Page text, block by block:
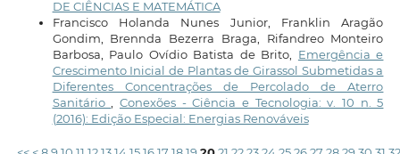
DE CIÊNCIAS E MATEMÁTICA
Francisco Holanda Nunes Junior, Franklin Aragão
Gondim, Brennda Bezerra Braga, Rifandreo Monteiro
Barbosa, Paulo Ovídio Batista de Brito, Emergência e
Crescimento Inicial de Plantas de Girassol Submetidas a
Diferentes Concentrações de Percolado de Aterro
Sanitário
Conexões - Ciência e Tecnologia: v. 10 n. 5
(2016): Edição Especial: Energias Renováveis